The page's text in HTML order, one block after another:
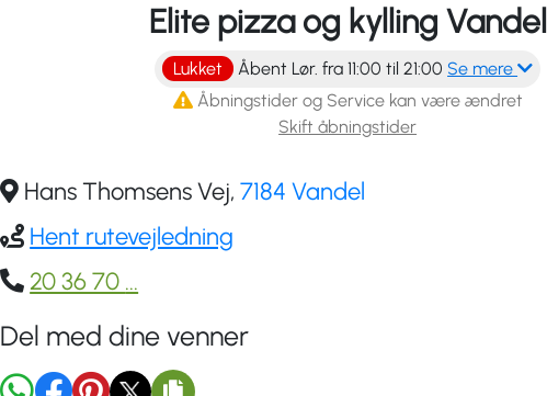
Elite pizza og kylling Vandel
Lukket Åbent Lør. fra 11:00 til 21:00 Se mere
Åbningstider og Service kan være ændret
Skift åbningstider
Hans Thomsens Vej,7184 Vandel
Hent rutevejledning
20 36 70 ...
Del med dine venner